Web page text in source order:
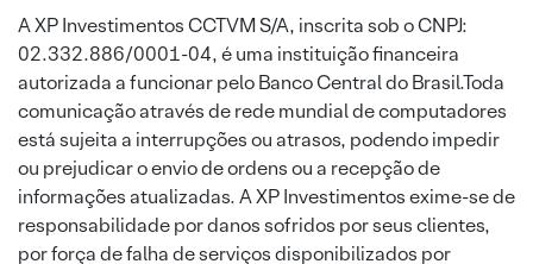
A XP Investimentos CCTVM S/A, inscrita sob o CNPJ:
02.332.886/0001-04, é uma instituição financeira
autorizada a funcionar pelo Banco Central do Brasil.Toda
comunicação através de rede mundial de computadores
está sujeita a interrupções ou atrasos, podendo impedir
ou prejudicar o envio de ordens ou a recepção de
informações atualizadas. A XP Investimentos exime-se de
responsabilidade por danos sofridos por seus clientes,
por força de falha de serviços disponibilizados por